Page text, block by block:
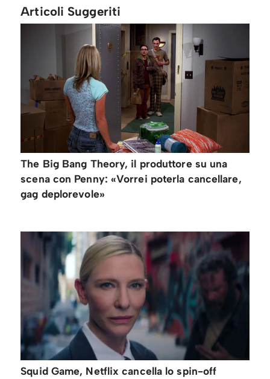
Articoli Suggeriti
The Big Bang Theory, il produttore su una
scena con Penny: «Vorrei poterla cancellare,
gag deplorevole»
Squid Game, Netflix cancella lo spin-off